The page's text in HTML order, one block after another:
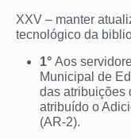
XXV – manter
tecnológico da
1° Aos
Municipal de
das atribuições
atribuído o
(AR-2).